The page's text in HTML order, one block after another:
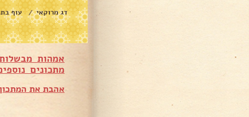
דג מרוקאי / עוף
אמהות
מתכונים
אהבת את